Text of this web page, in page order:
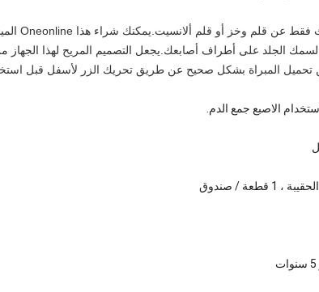
لسمك الجلد على أطراف أصابعك.يجعل التصميم المريح لهذا
تحميل المبراة بشكل صحيح عن طريق تحريك الزر لأسفل قبل
الاصبع جمع الدم.